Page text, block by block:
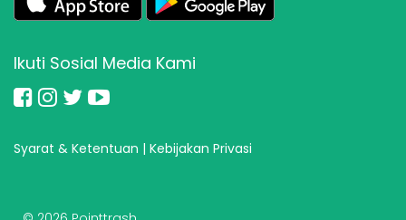
Ikuti Sosial Media Kami
Syarat & Ketentuan | Kebijakan Privasi